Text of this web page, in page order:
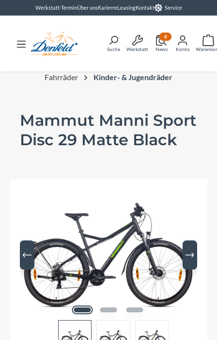
springenWerkstatt-TerminÜber unsKarierreLeasingKontakt Service
Suche Werkstatt News
8
Konto
Fahrräder Kinder- & Jugendräder
Mammut Manni Sport
Disc 29 Matte Black